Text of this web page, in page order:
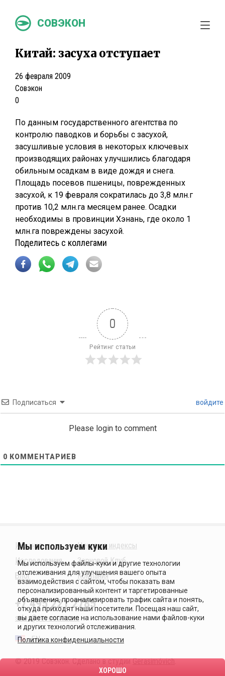
СОВЭКОН
Китай: засуха отступает
26 февраля 2009
Совэкон
0
По данным государственного агентства по
контролю паводков и борьбы с засухой,
засушливые условия в некоторых ключевых
производящих районах улучшились благодаря
обильным осадкам в виде дождя и снега.
Площадь посевов пшеницы, поврежденных
засухой, к 19 февраля сократилась до 3,8 млн.г
против 10,2 млн.га месяцем ранее. Осадки
необходимы в провинции Хэнань, где около 1
млн.га повреждены засухой.
Поделитесь с коллегами
0
Рейтинг статьи
Подписаться войдите
Please login to comment
0 КОММЕНТАРИЕВ
Издания
Исследования
Блог
Ценовые индексы
Зерновой Клуб
Компания
+7 495 221 2785
sales@sovecon.com
EN
© 2019 Совэкон. Сделано в студииGerasimóvich.
Политика конфиденциальности